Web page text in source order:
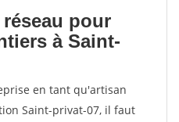
pour
à Saint-
en tant qu'artisan
Saint-privat-07, il faut